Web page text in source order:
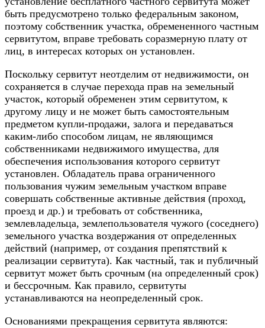
быть предусмотрено только федеральным законом,
поэтому собственник участка, обремененного частным
сервитутом, вправе требовать соразмерную плату от
лиц, в интересах которых он установлен.
Поскольку сервитут неотделим от недвижимости, он
сохраняется в случае перехода прав на земельный
участок, который обременен этим сервитутом, к
другому лицу и не может быть самостоятельным
предметом купли-продажи, залога и передаваться
каким-либо способом лицам, не являющимся
собственниками недвижимого имущества, для
обеспечения использования которого сервитут
установлен. Обладатель права ограниченного
пользования чужим земельным участком вправе
совершать собственные активные действия (проход,
проезд и др.) и требовать от собственника,
землевладельца, землепользователя чужого (соседнего)
земельного участка воздержания от определенных
действий (например, от создания препятствий к
реализации сервитута). Как частный, так и публичный
сервитут может быть срочным (на определенный срок)
и бессрочным. Как правило, сервитуты
устанавливаются на неопределенный срок.
Основаниями прекращения сервитута являются: